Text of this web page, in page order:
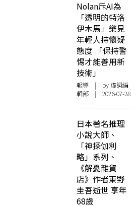
Nolan斥AI為
「透明的特洛
伊木馬」樂見
年輕人持懷疑
態度 「保持警
惕才能善用新
技術」
報導 | by 虛詞編
輯部 | 2026-07-28
日本著名推理
小說大師、
「神探伽利
略」系列、
《解憂雜貨
店》作者東野
圭吾逝世 享年
68歲